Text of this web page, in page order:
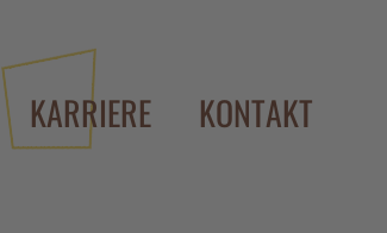
KARRIERE KONTAKT